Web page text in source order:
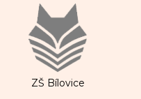
ZŠ Bílovice